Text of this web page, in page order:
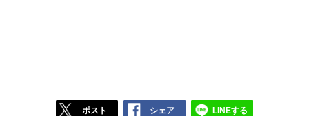
ポスト シェア LINEする